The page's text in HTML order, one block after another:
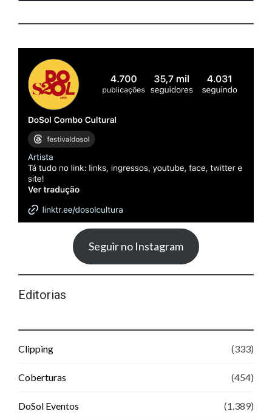
Seguir no Instagram
Editorias
Clipping (333)
Coberturas (454)
DoSol Eventos (1.389)